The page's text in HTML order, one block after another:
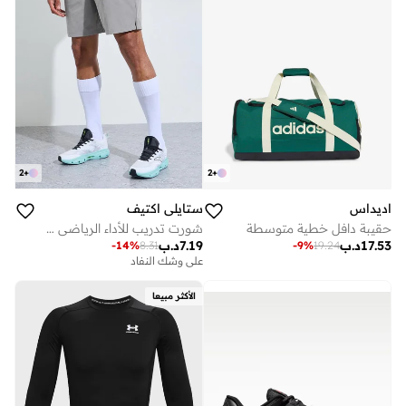
+
2
اديداس
حقيبة دافل خطية متوسطة
د.ب17.53
19.24
-9%
+
2
ستايلي اكتيف
شورت تدريب للأداء الرياضي للرجال
د.ب7.19
8.31
-14%
على وشك النفاد
الأكثر مبيعا